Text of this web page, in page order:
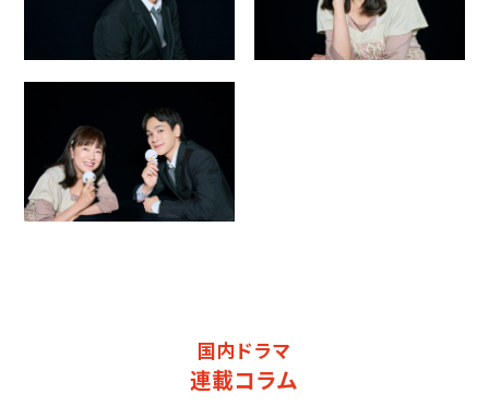
国内ドラマ
連載コラム